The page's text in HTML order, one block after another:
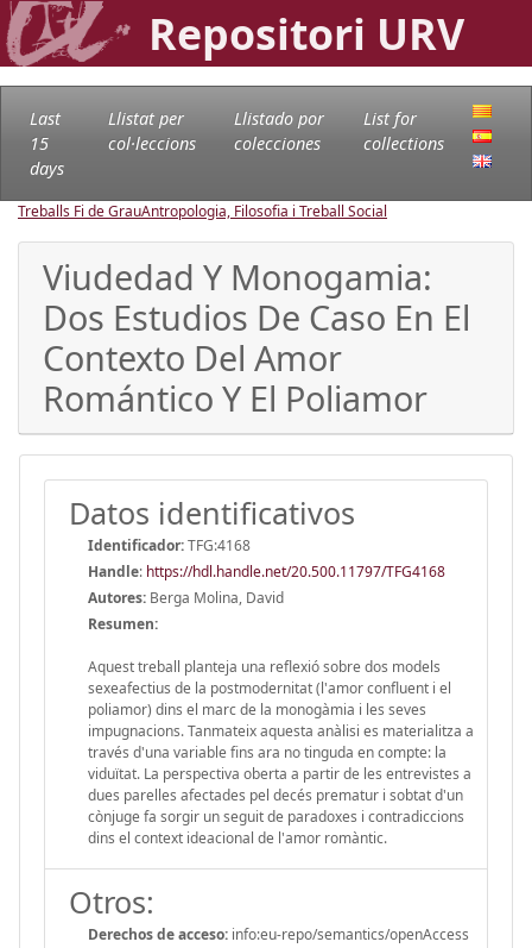
Repositori URV
Last
15
days
Llistat per
col·leccions
Llistado por
colecciones
List for
collections
Treballs Fi de GrauAntropologia, Filosofia i Treball Social
Viudedad Y Monogamia:
Dos Estudios De Caso En El
Contexto Del Amor
Romántico Y El Poliamor
Datos identificativos
Identificador:TFG:4168
Handle: https://hdl.handle.net/20.500.11797/TFG4168
Autores: Berga Molina, David
Resumen:
Aquest treball planteja una reflexió sobre dos models
sexeafectius de la postmodernitat (l'amor confluent i el
poliamor) dins el marc de la monogàmia i les seves
impugnacions. Tanmateix aquesta anàlisi es materialitza a
través d'una variable fins ara no tinguda en compte: la
viduïtat. La perspectiva oberta a partir de les entrevistes a
dues parelles afectades pel decés prematur i sobtat d'un
cònjuge fa sorgir un seguit de paradoxes i contradiccions
dins el context ideacional de l'amor romàntic.
Otros:
Derechos de acceso: info:eu-repo/semantics/openAccess